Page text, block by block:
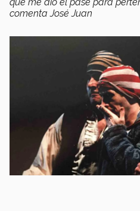
comenta José Juan